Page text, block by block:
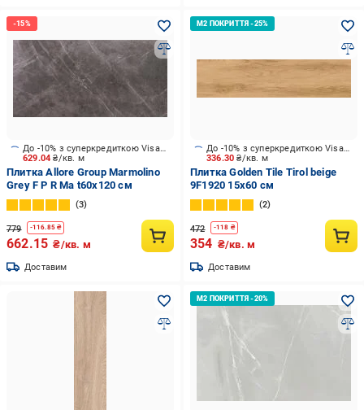
629.04₴/кв. м
До -10% з суперкредиткою Visa Вигода
Плитка Allore Group Marmolino
Grey F P R Ma t60x120 см
3
779 -116.85 ₴
662.15 ₴/кв. м
Доставим
336.30₴/кв. м
До -10% з суперкредиткою Visa Вигода
Плитка Golden Tile Tirol beige
9F1920 15х60 см
2
472 -118 ₴
354 ₴/кв. м
Доставим